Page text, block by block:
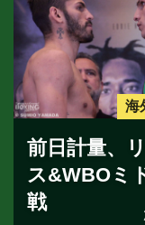
海
前日計量、
ス&WBOミ
戦